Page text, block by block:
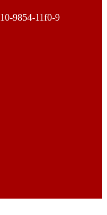
9854-11f0-9